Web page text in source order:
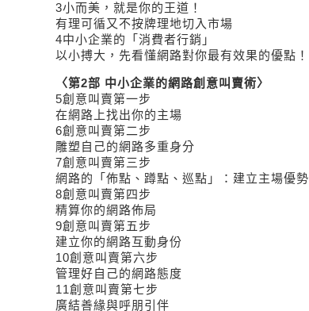
3小而美，就是你的王道！
有理可循又不按牌理地切入市場
4中小企業的「消費者行銷」
以小搏大，先看懂網路對你最有效果的優點！
〈第2部 中小企業的網路創意叫賣術〉
5創意叫賣第一步
在網路上找出你的主場
6創意叫賣第二步
雕塑自己的網路多重身分
7創意叫賣第三步
網路的「佈點、蹲點、巡點」：建立主場優勢
8創意叫賣第四步
精算你的網路佈局
9創意叫賣第五步
建立你的網路互動身份
10創意叫賣第六步
管理好自己的網路態度
11創意叫賣第七步
廣結善緣與呼朋引伴